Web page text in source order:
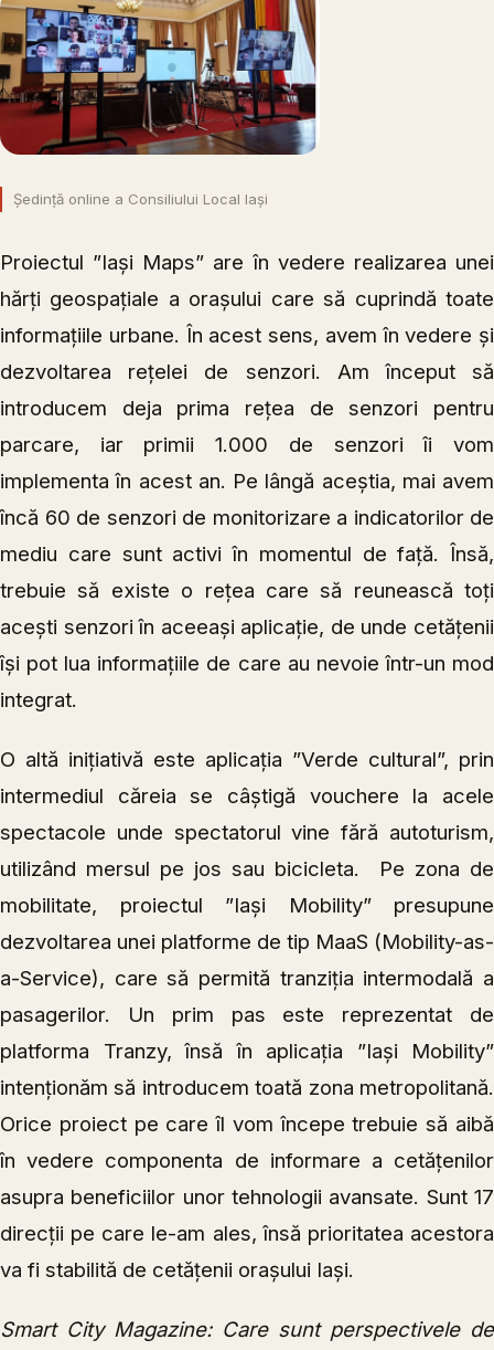
Ședință online a Consiliului Local Iași
Proiectul ”Iași Maps” are în vedere realizarea unei
hărți geospațiale a orașului care să cuprindă toate
informațiile urbane. În acest sens, avem în vedere și
dezvoltarea rețelei de senzori. Am început să
introducem deja prima rețea de senzori pentru
parcare, iar primii 1.000 de senzori îi vom
implementa în acest an. Pe lângă aceștia, mai avem
încă 60 de senzori de monitorizare a indicatorilor de
mediu care sunt activi în momentul de față. Însă,
trebuie să existe o rețea care să reunească toți
acești senzori în aceeași aplicație, de unde cetățenii
își pot lua informațiile de care au nevoie într-un mod
integrat.
O altă inițiativă este aplicația ”Verde cultural”, prin
intermediul căreia se câștigă vouchere la acele
spectacole unde spectatorul vine fără autoturism,
utilizând mersul pe jos sau bicicleta. Pe zona de
mobilitate, proiectul ”Iași Mobility” presupune
dezvoltarea unei platforme de tip MaaS (Mobility-as-
a-Service), care să permită tranziția intermodală a
pasagerilor. Un prim pas este reprezentat de
platforma Tranzy, însă în aplicația ”Iași Mobility”
intenționăm să introducem toată zona metropolitană.
Orice proiect pe care îl vom începe trebuie să aibă
în vedere componenta de informare a cetățenilor
asupra beneficiilor unor tehnologii avansate. Sunt 17
direcții pe care le-am ales, însă prioritatea acestora
va fi stabilită de cetățenii orașului Iași.
Smart City Magazine: Care sunt perspectivele de